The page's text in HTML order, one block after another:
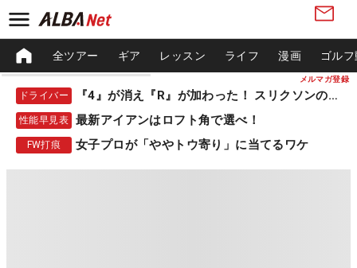
メルマガ登録
全ツアー ギア レッスン ライフ 漫画 ゴル
ドライバー 『4』が消え『R』が加わった！ スリクソンの新作
性能早見表 最新アイアンはロフト角で選べ！
FW打痕 女子プロが「ややトウ寄り」に当てるワケ